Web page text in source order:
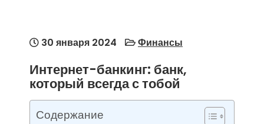
30 января 2024 Финансы
Интернет-банкинг: банк,
который всегда с тобой
Содержание